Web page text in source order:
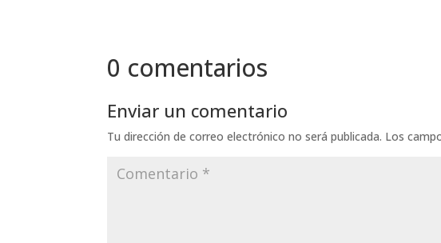
0 comentarios
Enviar un comentario
Tu dirección de correo electrónico no será publicada. Los